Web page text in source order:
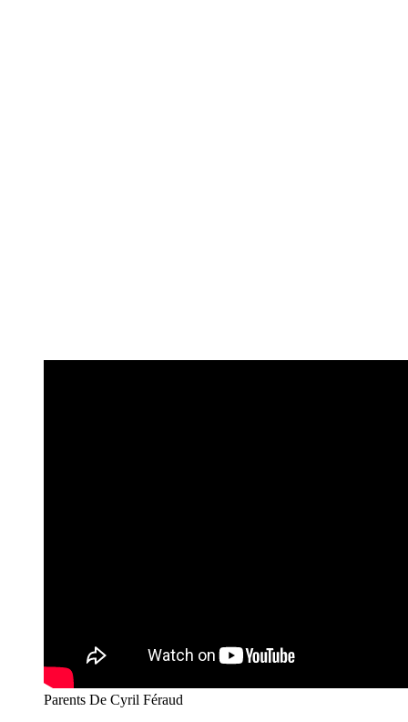
Parents De Cyril Féraud